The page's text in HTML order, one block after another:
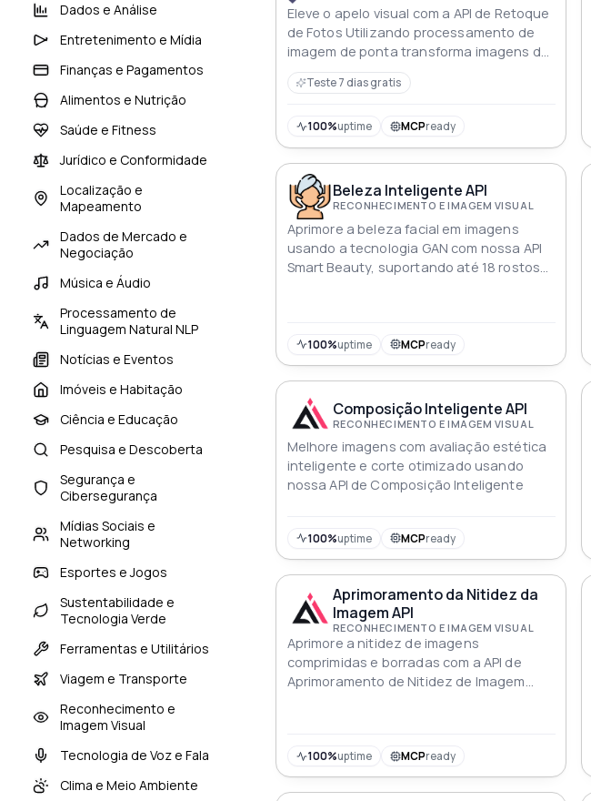
Dados e Análise
Entretenimento e Mídia
Finanças e Pagamentos
Alimentos e Nutrição
Saúde e Fitness
Jurídico e Conformidade
Localização e
Mapeamento
Dados de Mercado e
Negociação
Música e Áudio
Processamento de
Linguagem Natural NLP
Notícias e Eventos
Imóveis e Habitação
Ciência e Educação
Pesquisa e Descoberta
Segurança e
Cibersegurança
Mídias Sociais e
Networking
Esportes e Jogos
Sustentabilidade e
Tecnologia Verde
Ferramentas e Utilitários
Viagem e Transporte
Reconhecimento e
Imagem Visual
Tecnologia de Voz e Fala
Clima e Meio Ambiente
Eleve o apelo visual com a API de Retoque
de Fotos Utilizando processamento de
imagem de ponta transforma imagens de
rosto de entrada em retratos
aprimorados Desde o refinamento da pele
atende a aplicativos de beleza câmeras e
plataformas interativas melhorando sem
esforço as imagens dos usuários para
resultados cativantes
Teste 7 dias gratis
100%uptime MCPready
Beleza Inteligente API
RECONHECIMENTO E IMAGEM VISUAL
Aprimore a beleza facial em imagens
usando a tecnologia GAN com nossa API
Smart Beauty, suportando até 18 rostos
100%uptime MCPready
Composição Inteligente API
RECONHECIMENTO E IMAGEM VISUAL
Melhore imagens com avaliação estética
inteligente e corte otimizado usando
nossa API de Composição Inteligente
100%uptime MCPready
Aprimoramento da Nitidez da
Imagem API
RECONHECIMENTO E IMAGEM VISUAL
Aprimore a nitidez de imagens
comprimidas e borradas com a API de
Aprimoramento de Nitidez de Imagem
100%uptime MCPready